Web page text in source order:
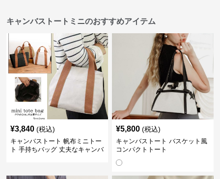
キャンバストートミニのおすすめアイテム
¥3,840 (税込)
キャンバストート 帆布ミニトー
ト 手持ちバッグ 丈夫なキャンバ
¥5,800 (税込)
キャンバストート バスケット風
コンパクトトート